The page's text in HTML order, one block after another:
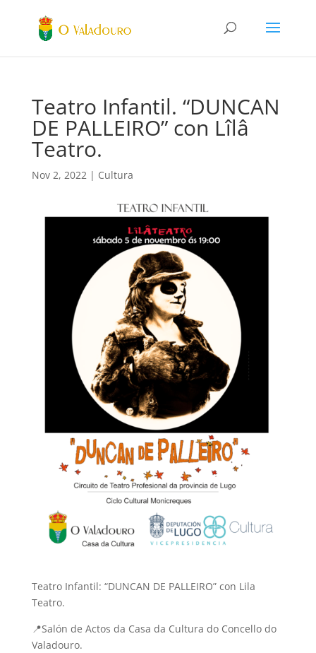
Teatro Infantil. “DUNCAN
DE PALLEIRO” con Lîlâ
Teatro.
Nov 2, 2022| Cultura
Teatro Infantil: “DUNCAN DE PALLEIRO” con Lila
Teatro.
📍Salón de Actos da Casa da Cultura do Concello do
Valadouro.